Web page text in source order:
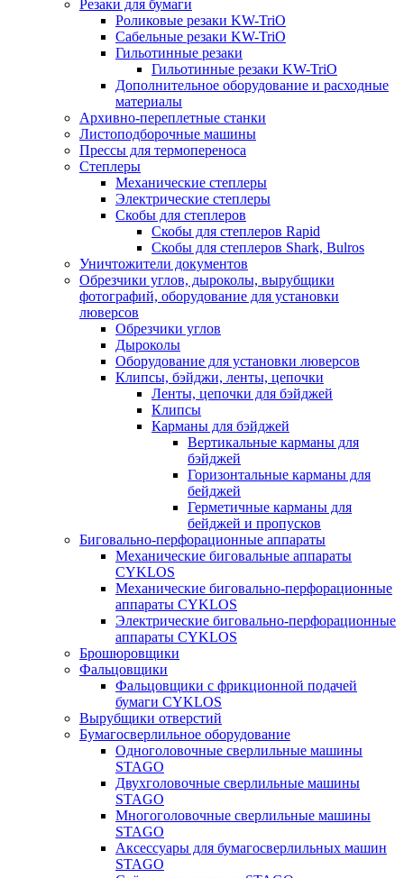
Резаки для бумаги
Роликовые резаки KW-TriO
Сабельные резаки KW-TriO
Гильотинные резаки
Гильотинные резаки KW-TriO
Дополнительное оборудование и расходные
материалы
Архивно-переплетные станки
Листоподборочные машины
Прессы для термопереноса
Степлеры
Механические степлеры
Электрические степлеры
Скобы для степлеров
Скобы для степлеров Rapid
Скобы для степлеров Shark, Bulros
Уничтожители документов
Обрезчики углов, дыроколы, вырубщики
фотографий, оборудование для установки
люверсов
Обрезчики углов
Дыроколы
Оборудование для установки люверсов
Клипсы, бэйджи, ленты, цепочки
Ленты, цепочки для бэйджей
Клипсы
Карманы для бэйджей
Вертикальные карманы для
бэйджей
Горизонтальные карманы для
бейджей
Герметичные карманы для
бейджей и пропусков
Биговально-перфорационные аппараты
Механические биговальные аппараты
CYKLOS
Механические биговально-перфорационные
аппараты CYKLOS
Электрические биговально-перфорационные
аппараты CYKLOS
Брошюровщики
Фальцовщики
Фальцовщики с фрикционной подачей
бумаги CYKLOS
Вырубщики отверстий
Бумагосверлильное оборудование
Одноголовочные сверлильные машины
STAGO
Двухголовочные сверлильные машины
STAGO
Многоголовочные сверлильные машины
STAGO
Аксессуары для бумагосверлильных машин
STAGO